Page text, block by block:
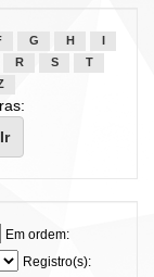
G H
R S
T
Em ordem:
Registro(s):